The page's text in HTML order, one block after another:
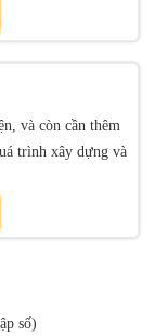
và còn cần thêm
trình xây dựng và
số)